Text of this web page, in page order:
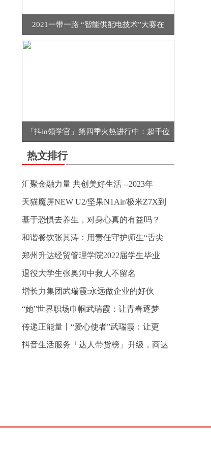
2021一带一路 “智能供配电技术”大赛在
「抖in领学官」第四季火热进行中：超千位
热文排行
汇聚金融力量 共创美好生活 --2023年
天猫魔屏NEW U2/坚果N1Air/极米Z7X到
基于恐惧去养生，对身心真的有益吗？
和谐餐饮张其涛：用责任守护师生“舌尖
郑州升达经贸管理学院2022届学生毕业
退役大学生张奥河中救人不留名
增长力集团武瑞霞:永远做企业的好伙
“她”世界职场巾帼武瑞霞：让青春逐梦
传递正能量〡“爱心使者”武瑞霞：让更
抖音生活服务「达人带货榜」升级，商达